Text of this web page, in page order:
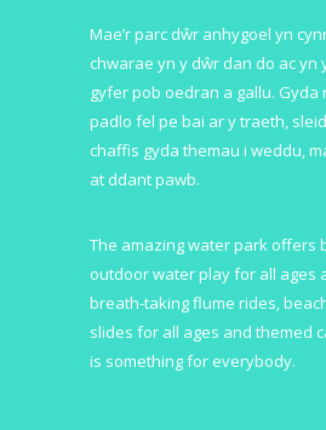
Mae’r parc dŵr anhygoel yn
chwarae yn y dŵr dan do ac yn
gyfer pob oedran a gallu.
padlo fel pe bai ar y traeth,
chaffis gyda themau i weddu,
at ddant pawb.
The amazing water park offers
outdoor water play for all ages
breath-taking flume rides,
slides for all ages and themed
is something for everybody.